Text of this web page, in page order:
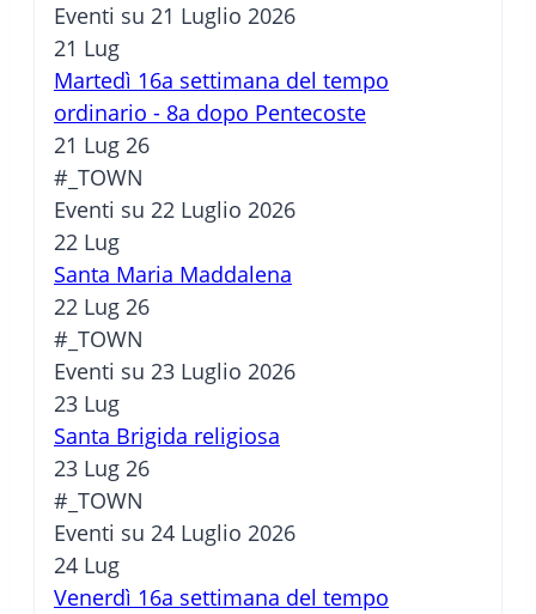
Eventi su 21 Luglio 2026
21 Lug
Martedì 16a settimana del tempo
ordinario - 8a dopo Pentecoste
21 Lug 26
#_TOWN
Eventi su 22 Luglio 2026
22 Lug
Santa Maria Maddalena
22 Lug 26
#_TOWN
Eventi su 23 Luglio 2026
23 Lug
Santa Brigida religiosa
23 Lug 26
#_TOWN
Eventi su 24 Luglio 2026
24 Lug
Venerdì 16a settimana del tempo